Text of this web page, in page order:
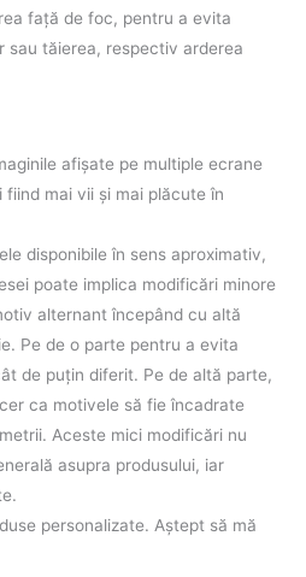
faţă de foc, pentru a evita
sau tăierea, respectiv arderea
afişate pe multiple ecrane
mai vii şi mai plăcute în
disponibile în sens aproximativ,
poate implica modificări minore
alternant începând cu altă
Pe de o parte pentru a evita
de puţin diferit. Pe de altă parte,
ca motivele să fie încadrate
Aceste mici modificări nu
asupra produsului, iar
personalizate. Aştept să mă